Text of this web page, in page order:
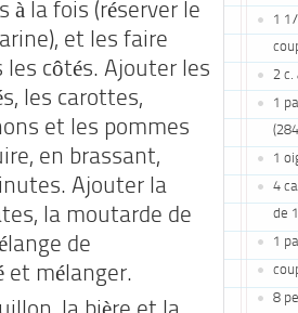
1
2 c.
1
1
4
de
1
8
à la fois (réserver le
et les faire
les côtés. Ajouter les
les carottes,
et les pommes
en brassant,
Ajouter la
la moutarde de
de
et mélanger.